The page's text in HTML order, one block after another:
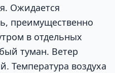
Ожидается
преимущественно
в отдельных
туман. Ветер
Температура воздуха